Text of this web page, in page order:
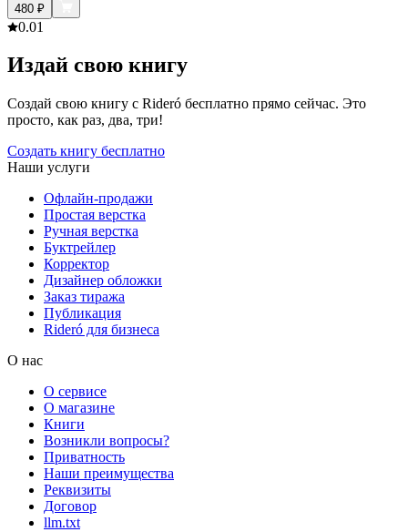
480 ₽
0.01
Издай свою книгу
Создай свою книгу с Rideró бесплатно прямо сейчас. Это
просто, как раз, два, три!
Создать книгу бесплатно
Наши услуги
Офлайн-продажи
Простая верстка
Ручная верстка
Буктрейлер
Корректор
Дизайнер обложки
Заказ тиража
Публикация
Rideró для бизнеса
О нас
О сервисе
О магазине
Книги
Возникли вопросы?
Приватность
Наши преимущества
Реквизиты
Договор
llm.txt